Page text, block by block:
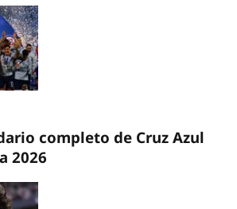
completo de Cruz Azul
2026